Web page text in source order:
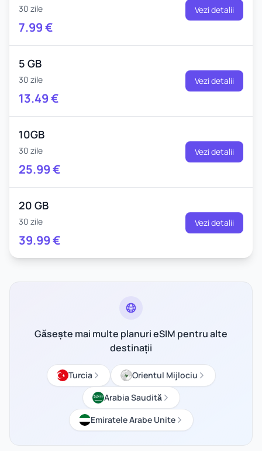
30 zile
7.99€
Vezi detalii
5 GB
30 zile
13.49€
Vezi detalii
10GB
30 zile
25.99€
Vezi detalii
20 GB
30 zile
39.99€
Vezi detalii
Găsește mai multe planuri eSIM pentru alte
destinații
Turcia
Orientul Mijlociu
Arabia Saudită
Emiratele Arabe Unite